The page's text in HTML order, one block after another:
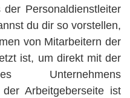
Personaldienstleiter
du dir so vorstellen,
von Mitarbeitern der
ist, um direkt mit der
Unternehmens
Arbeitgeberseite ist